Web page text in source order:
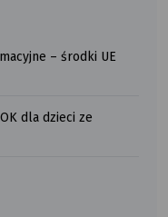
– środki UE
dla dzieci ze